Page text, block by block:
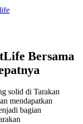
Bersama
solid di Tarakan
mendapatkan
bagian